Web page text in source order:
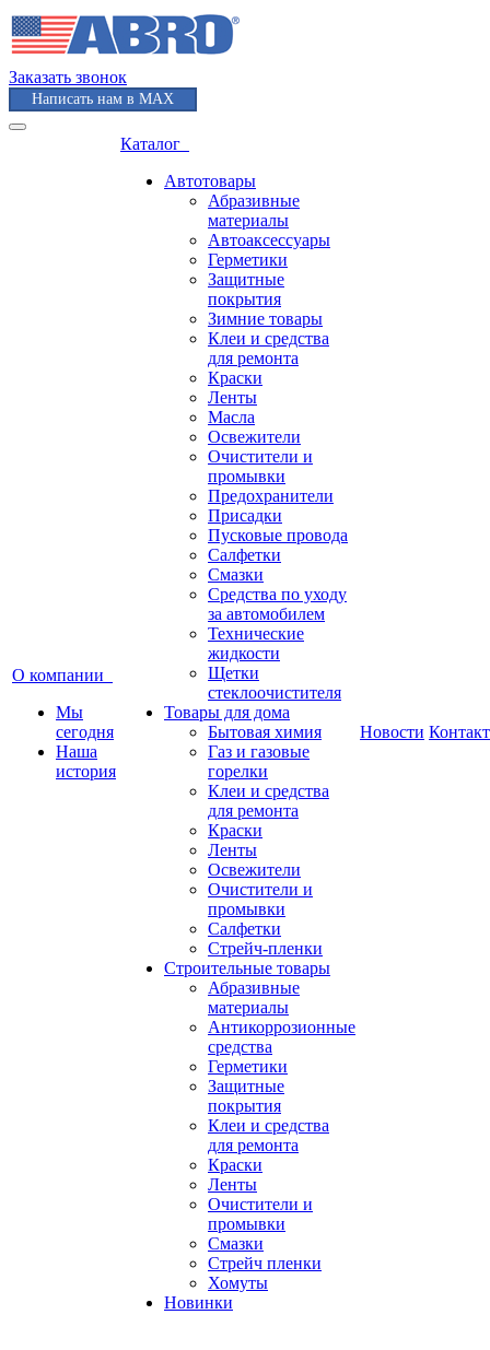
Заказать звонок
Написать нам в MAX
О компании
Мы
сегодня
Наша
история
Каталог
Автотовары
Абразивные
материалы
Автоаксессуары
Герметики
Защитные
покрытия
Зимние товары
Клеи и средства
для ремонта
Краски
Ленты
Масла
Освежители
Очистители и
промывки
Предохранители
Присадки
Пусковые провода
Салфетки
Смазки
Средства по уходу
за автомобилем
Технические
жидкости
Щетки
стеклоочистителя
Товары для дома
Бытовая химия
Газ и газовые
горелки
Клеи и средства
для ремонта
Краски
Ленты
Освежители
Очистители и
промывки
Салфетки
Стрейч-пленки
Строительные товары
Абразивные
материалы
Антикоррозионные
средства
Герметики
Защитные
покрытия
Клеи и средства
для ремонта
Краски
Ленты
Очистители и
промывки
Смазки
Стрейч пленки
Хомуты
Новинки
Новости